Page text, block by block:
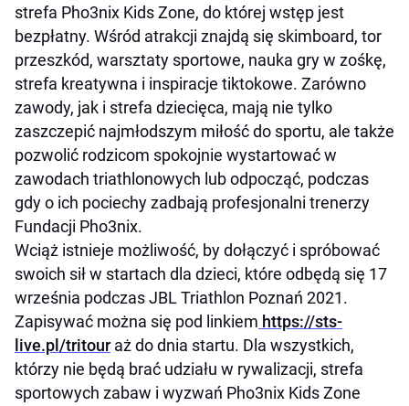
strefa Pho3nix Kids Zone, do której wstęp jest
bezpłatny. Wśród atrakcji znajdą się skimboard, tor
przeszkód, warsztaty sportowe, nauka gry w zośkę,
strefa kreatywna i inspiracje tiktokowe. Zarówno
zawody, jak i strefa dziecięca, mają nie tylko
zaszczepić najmłodszym miłość do sportu, ale także
pozwolić rodzicom spokojnie wystartować w
zawodach triathlonowych lub odpocząć, podczas
gdy o ich pociechy zadbają profesjonalni trenerzy
Fundacji Pho3nix.
Wciąż istnieje możliwość, by dołączyć i spróbować
swoich sił w startach dla dzieci, które odbędą się 17
września podczas JBL Triathlon Poznań 2021.
Zapisywać można się pod linkiem https://sts-
live.pl/tritouraż do dnia startu. Dla wszystkich,
którzy nie będą brać udziału w rywalizacji, strefa
sportowych zabaw i wyzwań Pho3nix Kids Zone